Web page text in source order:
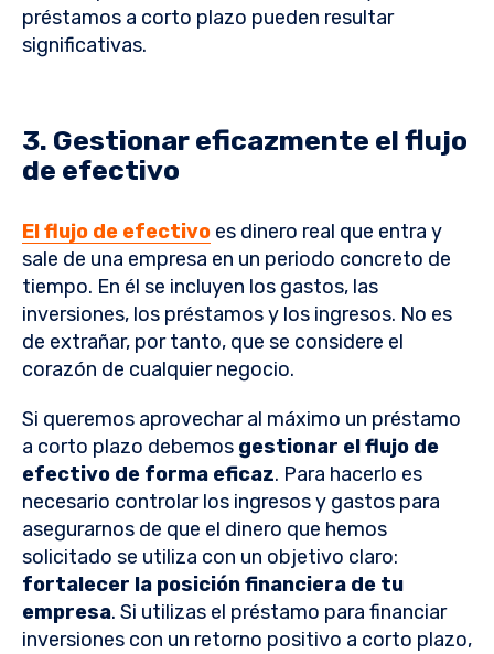
préstamos a corto plazo pueden resultar
significativas.
3. Gestionar eficazmente el flujo
de efectivo
El flujo de efectivo es dinero real que entra y
sale de una empresa en un periodo concreto de
tiempo. En él se incluyen los gastos, las
inversiones, los préstamos y los ingresos. No es
de extrañar, por tanto, que se considere el
corazón de cualquier negocio.
Si queremos aprovechar al máximo un préstamo
a corto plazo debemos gestionar el flujo de
efectivo de forma eficaz. Para hacerlo es
necesario controlar los ingresos y gastos para
asegurarnos de que el dinero que hemos
solicitado se utiliza con un objetivo claro:
fortalecer la posición financiera de tu
empresa. Si utilizas el préstamo para financiar
inversiones con un retorno positivo a corto plazo,